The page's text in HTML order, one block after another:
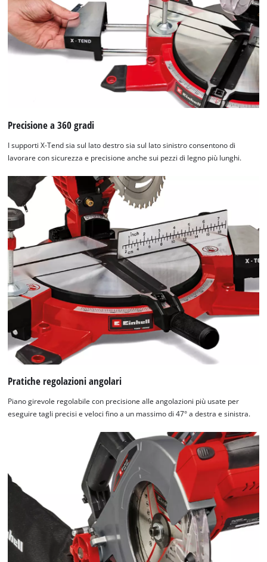
used.
Powered
by
Usercentrics
Precisione a 360 gradi
I supporti X-Tend sia sul lato destro sia sul lato sinistro consentono di
lavorare con sicurezza e precisione anche sui pezzi di legno più lunghi.
Pratiche regolazioni angolari
Piano girevole regolabile con precisione alle angolazioni più usate per
eseguire tagli precisi e veloci fino a un massimo di 47° a destra e sinistra.